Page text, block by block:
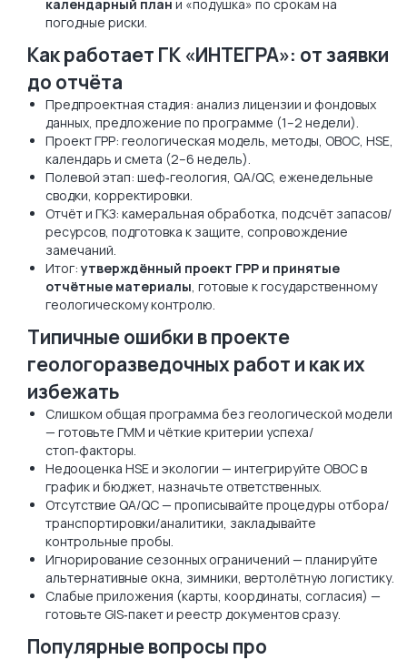
календарный план и «подушка» по срокам на
погодные риски.
Как работает ГК «ИНТЕГРА»: от заявки
до отчёта
Предпроектная стадия: анализ лицензии и фондовых
данных, предложение по программе (1–2 недели).
Проект ГРР: геологическая модель, методы, ОВОС, HSE,
календарь и смета (2–6 недель).
Полевой этап: шеф‑геология, QA/QC, еженедельные
сводки, корректировки.
Отчёт и ГКЗ: камеральная обработка, подсчёт запасов/
ресурсов, подготовка к защите, сопровождение
замечаний.
Итог: утверждённый проект ГРР и принятые
отчётные материалы, готовые к государственному
геологическому контролю.
Типичные ошибки в проекте
геологоразведочных работ и как их
избежать
Слишком общая программа без геологической модели
— готовьте ГММ и чёткие критерии успеха/
стоп‑факторы.
Недооценка HSE и экологии — интегрируйте ОВОС в
график и бюджет, назначьте ответственных.
Отсутствие QA/QC — прописывайте процедуры отбора/
транспортировки/аналитики, закладывайте
контрольные пробы.
Игнорирование сезонных ограничений — планируйте
альтернативные окна, зимники, вертолётную логистику.
Слабые приложения (карты, координаты, согласия) —
готовьте GIS‑пакет и реестр документов сразу.
Популярные вопросы про